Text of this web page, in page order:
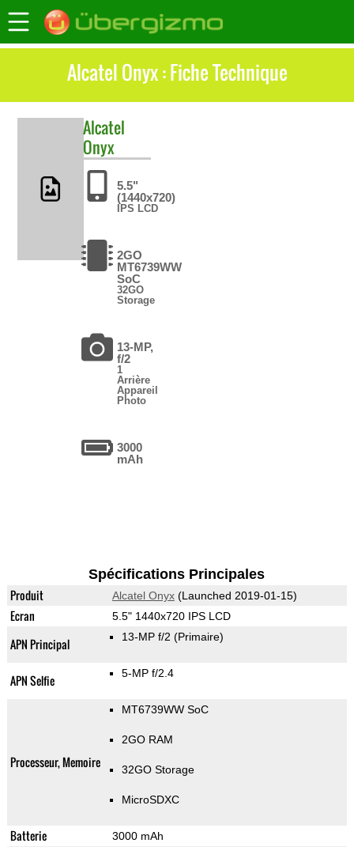
Alcatel Onyx : Fiche Technique
Alcatel
Onyx
5.5"
(1440x720)
IPS LCD
2GO
MT6739WW
SoC
32GO
Storage
13-MP,
f/2
1
Arrière
Appareil
Photo
3000
mAh
Spécifications Principales
Produit Alcatel Onyx(Launched 2019-01-15)
Ecran 5.5" 1440x720 IPS LCD
APN Principal 13-MP f/2 (Primaire)
APN Selfie 5-MP f/2.4
Processeur, Memoire
MT6739WW SoC
2GO RAM
32GO Storage
MicroSDXC
Batterie 3000 mAh